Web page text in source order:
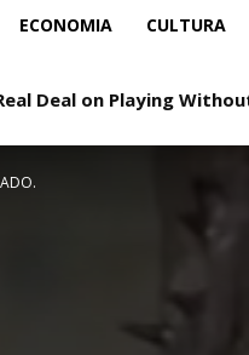
ECONOMIA CULTURA
Deal on Playing Without
Paperwork